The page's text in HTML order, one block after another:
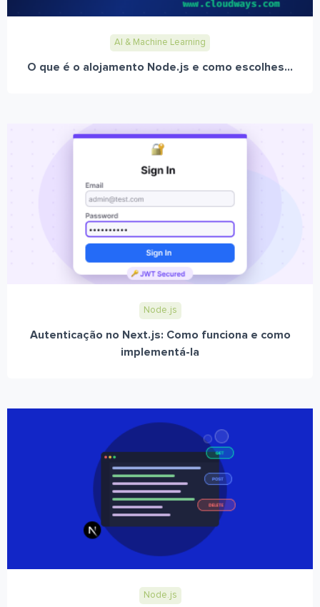
AI & Machine Learning
O que é o alojamento Node.js e como escolhes...
Node.js
Autenticação no Next.js: Como funciona e como
implementá-la
Node.js